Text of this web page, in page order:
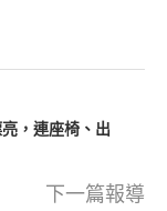
，連座椅、出
下一篇報導